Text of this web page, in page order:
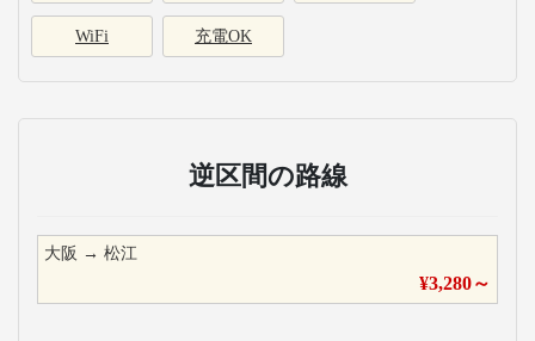
WiFi 充電OK
逆区間の路線
大阪 → 松江
¥3,280～